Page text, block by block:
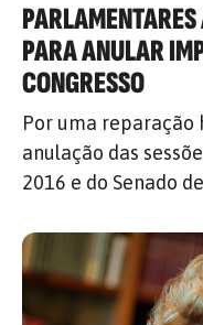
PARA ANULAR
CONGRESSO
Por uma reparação
anulação das
2016 e do Senado